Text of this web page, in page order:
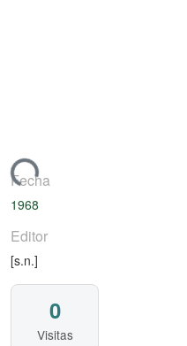
Fecha
1968
Editor
[s.n.]
0
Visitas